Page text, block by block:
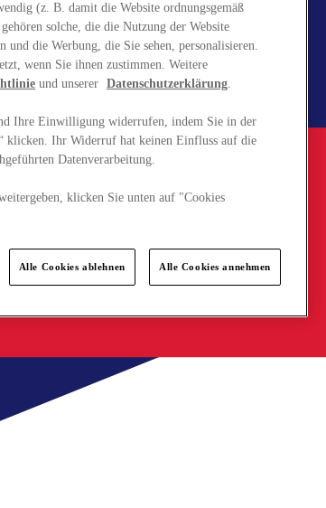
(z. B. damit die Website ordnungsgemäß
solche, die die Nutzung der Website
und die Werbung, die Sie sehen, personalisieren.
wenn Sie ihnen zustimmen. Weitere
und unserer Datenschutzerklärung.
Ihre Einwilligung widerrufen, indem Sie in der
klicken. Ihr Widerruf hat keinen Einfluss auf die
Datenverarbeitung.
klicken Sie unten auf "Cookies
Alle Cookies ablehnen Alle Cookies annehmen